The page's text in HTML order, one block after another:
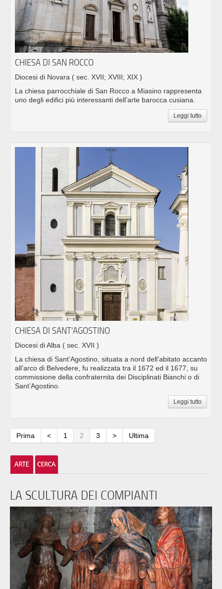
CHIESA DI SAN ROCCO
Diocesi di Novara ( sec. XVII; XVIII; XIX )
La chiesa parrocchiale di San Rocco a Miasino rappresenta
uno degli edifici più interessanti dell’arte barocca cusiana.
Leggi tutto
CHIESA DI SANT'AGOSTINO
Diocesi di Alba ( sec. XVII )
La chiesa di Sant’Agostino, situata a nord dell’abitato accanto
all’arco di Belvedere, fu realizzata tra il 1672 ed il 1677, su
commissione della confraternita dei Disciplinati Bianchi o di
Sant’Agostino.
Leggi tutto
Prima < 1 2 3 > Ultima
LA SCULTURA DEI COMPIANTI